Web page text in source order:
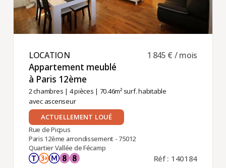
LOCATION ​
Appartement meublé
à Paris 12ème ​
2 chambres | 4 pièces | 70.46m² surf. habitable
avec ascenseur
1 845 € / mois
ACTUELLEMENT LOUÉ
Rue de Picpus
Paris 12ème arrondissement - 75012
Quartier Vallée de Fécamp
Réf : 140184